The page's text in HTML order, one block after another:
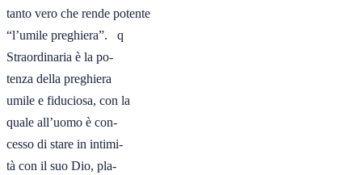
tanto vero che rende potente
“l’umile preghiera”.   q
Straordinaria è la po-
tenza della preghiera
umile e fiduciosa, con la
quale all’uomo è con-
cesso di stare in intimi-
tà con il suo Dio, pla-